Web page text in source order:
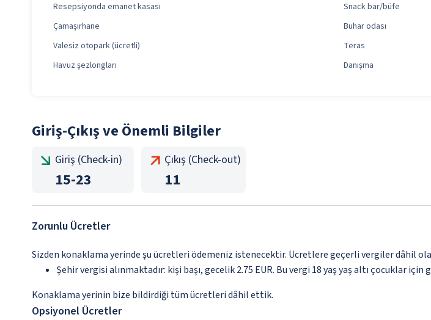
Resepsiyonda emanet kasası
Snack bar/büfe
Çamaşırhane
Buhar odası
Valesiz otopark (ücretli)
Teras
Havuz şezlongları
Danışma
Giriş-Çıkış ve Önemli Bilgiler
Giriş (Check-in)
15-23
Çıkış (Check-out)
11
Zorunlu Ücretler
Sizden konaklama yerinde şu ücretleri ödemeniz istenecektir. Ücretlere geçerli vergiler dâhil
Şehir vergisi alınmaktadır: kişi başı, gecelik 2.75 EUR. Bu vergi 18 yaş yaş altı çocuklar için
Konaklama yerinin bize bildirdiği tüm ücretleri dâhil ettik.
Opsiyonel Ücretler